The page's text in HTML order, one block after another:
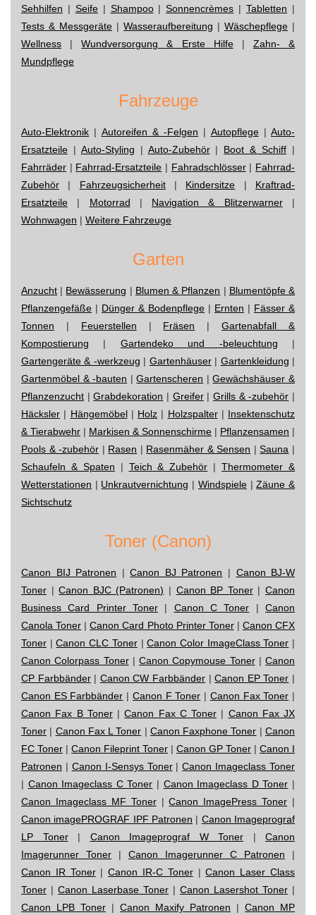
Sehhilfen | Seife| Shampoo|Sonnencrèmes |Tabletten |
Tests & Messgeräte | Wasseraufbereitung | Wäschepflege |
Wellness |Wundversorgung & Erste Hilfe| Zahn- &
Mundpflege
Fahrzeuge
Auto-Elektronik | Autoreifen & -Felgen | Autopflege| Auto-
Ersatzteile | Auto-Styling | Auto-Zubehör| Boot & Schiff |
Fahrräder | Fahrrad-Ersatzteile | Fahradschlösser| Fahrrad-
Zubehör | Fahrzeugsicherheit| Kindersitze | Kraftrad-
Ersatzteile | Motorrad | Navigation & Blitzerwarner|
Wohnwagen | Weitere Fahrzeuge
Garten
Anzucht | Bewässerung | Blumen & Pflanzen | Blumentöpfe &
Pflanzengefäße | Dünger & Bodenpflege | Ernten | Fässer &
Tonnen | Feuerstellen | Fräsen |Gartenabfall &
Kompostierung | Gartendeko und -beleuchtung |
Gartengeräte & -werkzeug | Gartenhäuser| Gartenkleidung |
Gartenmöbel & -bauten |Gartenscheren |Gewächshäuser &
Pflanzenzucht |Grabdekoration | Greifer|Grills & -zubehör |
Häcksler | Hängemöbel| Holz | Holzspalter| Insektenschutz
& Tierabwehr | Markisen & Sonnenschirme | Pflanzensamen |
Pools & -zubehör | Rasen | Rasenmäher & Sensen |Sauna |
Schaufeln & Spaten | Teich & Zubehör |Thermometer &
Wetterstationen | Unkrautvernichtung | Windspiele|Zäune &
Sichtschutz
Toner (Canon)
Canon BIJ Patronen |Canon BJ Patronen | Canon BJ-W
Toner |Canon BJC (Patronen) | Canon BP Toner|Canon
Business Card Printer Toner | Canon C Toner |Canon
Canola Toner |Canon Card Photo Printer Toner| Canon CFX
Toner |Canon CLC Toner|Canon Color ImageClass Toner |
Canon Colorpass Toner| Canon Copymouse Toner| Canon
CP Farbbänder| Canon CW Farbbänder |Canon EP Toner |
Canon ES Farbbänder | Canon F Toner | Canon Fax Toner |
Canon Fax B Toner|Canon Fax C Toner | Canon Fax JX
Toner | Canon Fax L Toner | Canon Faxphone Toner |Canon
FC Toner | Canon Fileprint Toner | Canon GP Toner | Canon I
Patronen | Canon I-Sensys Toner|Canon Imageclass Toner
| Canon Imageclass C Toner | Canon Imageclass D Toner |
Canon Imageclass MF Toner|Canon ImagePress Toner |
Canon imagePROGRAF IPF Patronen | Canon Imageprograf
LP Toner| Canon Imageprograf W Toner | Canon
Imagerunner Toner | Canon Imagerunner C Patronen |
Canon IR Toner|Canon IR-C Toner|Canon Laser Class
Toner | Canon Laserbase Toner | Canon Lasershot Toner |
Canon LPB Toner | Canon Maxify Patronen | Canon MP